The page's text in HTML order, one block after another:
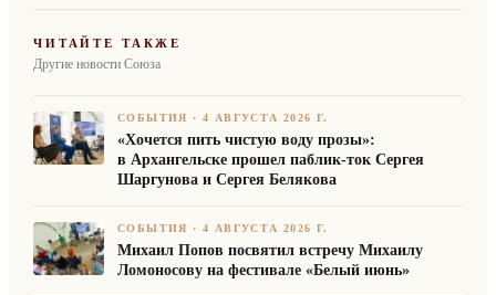
ЧИТАЙТЕ ТАКЖЕ
Другие новости Союза
СОБЫТИЯ ·4 АВГУСТА 2026 Г.
«Хочется пить чистую воду прозы»:
в Архангельске прошел паблик-ток Сергея
Шаргунова и Сергея Белякова
СОБЫТИЯ ·4 АВГУСТА 2026 Г.
Михаил Попов посвятил встречу Михаилу
Ломоносову на фестивале «Белый июнь»